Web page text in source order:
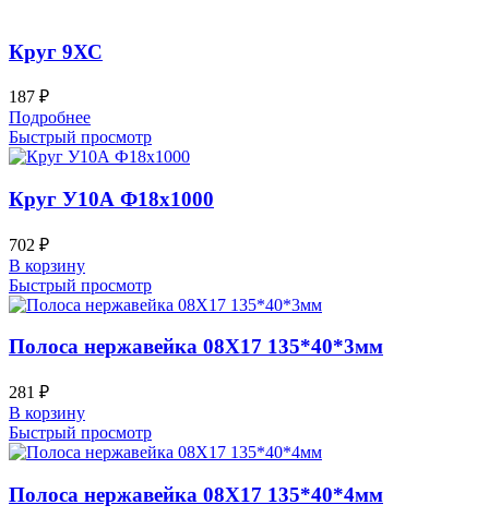
Круг 9ХС
187 ₽
Подробнее
Быстрый просмотр
Круг У10А Ф18х1000
702 ₽
В корзину
Быстрый просмотр
Полоса нержавейка 08Х17 135*40*3мм
281 ₽
В корзину
Быстрый просмотр
Полоса нержавейка 08Х17 135*40*4мм